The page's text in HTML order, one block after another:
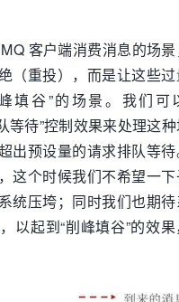
客户端消费消息的场
（重投），而是让这些
填谷”的场景。我们可
等待”控制效果来处理这
出预设量的请求排队等
这个时候我们不希望一
统压垮；同时我们也期
以起到“削峰填谷”的效